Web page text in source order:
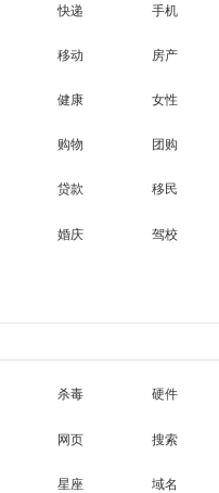
快递 手机
移动 房产
健康 女性
购物 团购
贷款 移民
婚庆 驾校
杀毒 硬件
网页 搜索
星座 域名